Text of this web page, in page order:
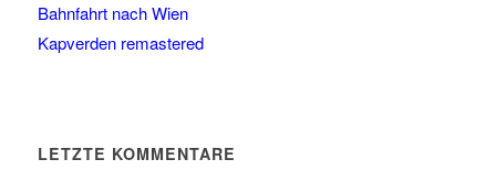
Bahnfahrt nach Wien
Kapverden remastered
LETZTE KOMMENTARE